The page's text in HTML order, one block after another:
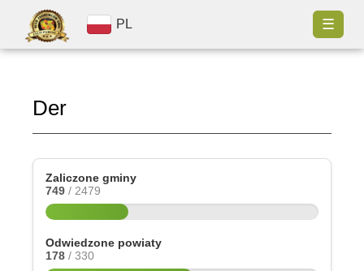
PL ☰
Der
Zaliczone gminy
749 / 2479
Odwiedzone powiaty
178 / 330